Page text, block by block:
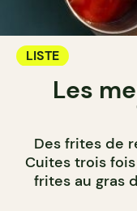
LISTE
Les
Des frites de
Cuites trois
frites au gras